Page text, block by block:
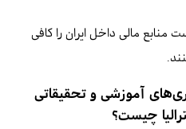
منابع مالی داخل ایران را کافی
آموزشی و تحقیقاتی
چیست؟